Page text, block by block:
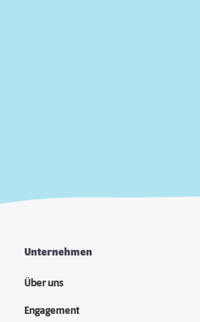
Unternehmen
Über uns
Engagement